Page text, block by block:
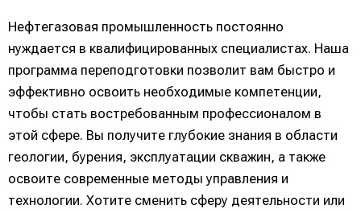
Нефтегазовая промышленность постоянно
нуждается в квалифицированных специалистах. Наша
программа переподготовки позволит вам быстро и
эффективно освоить необходимые компетенции,
чтобы стать востребованным профессионалом в
этой сфере. Вы получите глубокие знания в области
геологии, бурения, эксплуатации скважин, а также
освоите современные методы управления и
технологии. Хотите сменить сферу деятельности или